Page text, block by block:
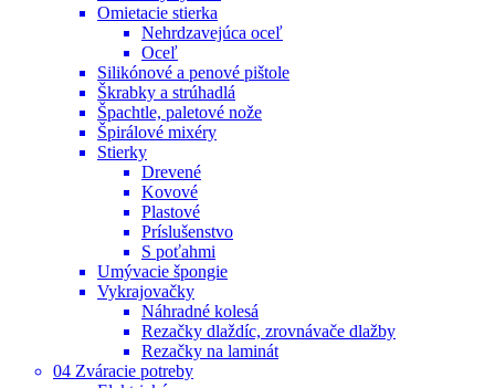
Omietacie stierka
Nehrdzavejúca oceľ
Oceľ
Silikónové a penové pištole
Škrabky a strúhadlá
Špachtle, paletové nože
Špirálové mixéry
Stierky
Drevené
Kovové
Plastové
Príslušenstvo
S poťahmi
Umývacie špongie
Vykrajovačky
Náhradné kolesá
Rezačky dlaždíc, zrovnávače dlažby
Rezačky na laminát
04 Zváracie potreby